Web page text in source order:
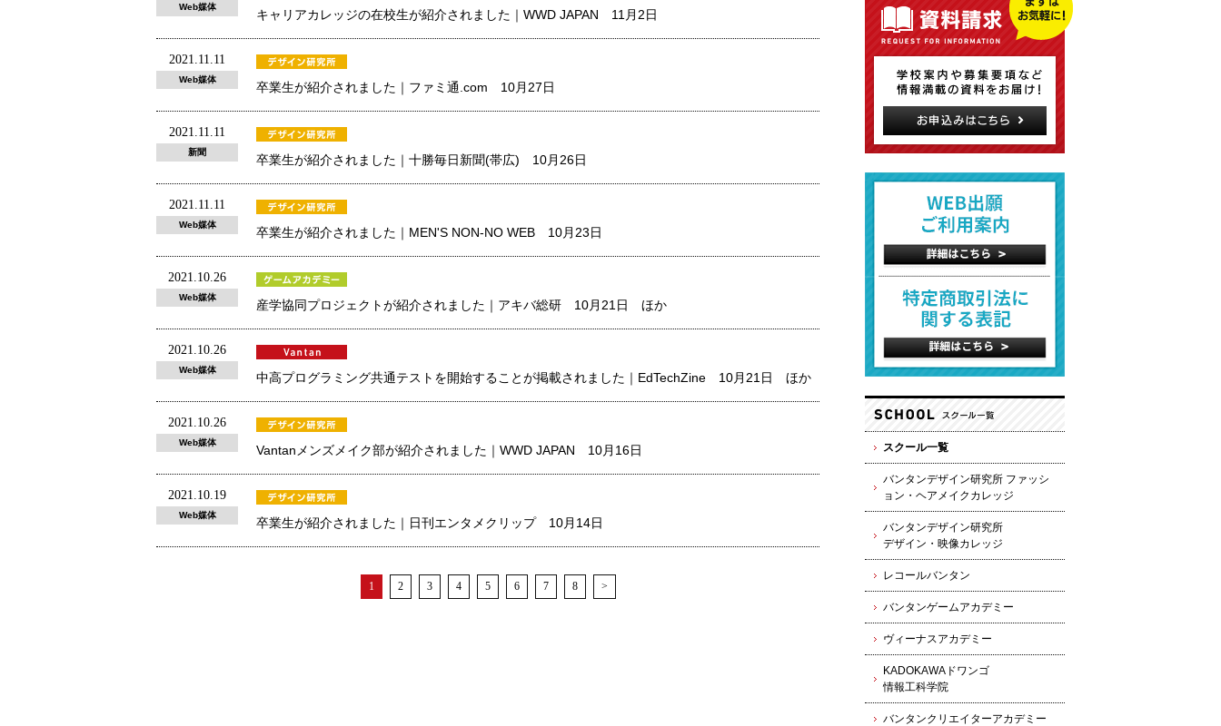
Web媒体
キャリアカレッジの在校生が紹介されました｜WWD JAPAN 11月2日
2021.11.11
Web媒体
卒業生が紹介されました｜ファミ通.com 10月27日
2021.11.11
新聞
卒業生が紹介されました｜十勝毎日新聞(帯広) 10月26日
2021.11.11
Web媒体
卒業生が紹介されました｜MEN'S NON-NO WEB 10月23日
2021.10.26
Web媒体
産学協同プロジェクトが紹介されました｜アキバ総研 10月21日 ほか
2021.10.26
Web媒体
中高プログラミング共通テストを開始することが掲載されました｜EdTechZine 10月21日 ほか
2021.10.26
Web媒体
Vantanメンズメイク部が紹介されました｜WWD JAPAN 10月16日
2021.10.19
Web媒体
卒業生が紹介されました｜日刊エンタメクリップ 10月14日
1 2 3 4 5 6 7 8 >
スクール一覧
バンタンデザイン研究所 ファッシ
ョン・ヘアメイクカレッジ
バンタンデザイン研究所
デザイン・映像カレッジ
レコールバンタン
バンタンゲームアカデミー
ヴィーナスアカデミー
KADOKAWAドワンゴ
情報工科学院
バンタンクリエイターアカデミー